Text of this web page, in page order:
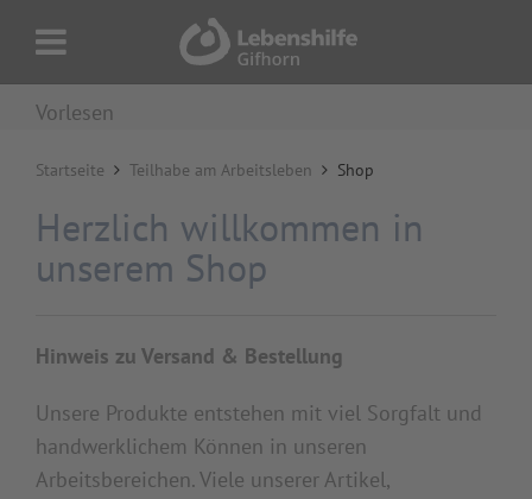
Vorlesen
Startseite Teilhabe am Arbeitsleben Shop
Herzlich willkommen in
unserem Shop
Hinweis zu Versand & Bestellung
Unsere Produkte entstehen mit viel Sorgfalt und
handwerklichem Können in unseren
Arbeitsbereichen. Viele unserer Artikel,